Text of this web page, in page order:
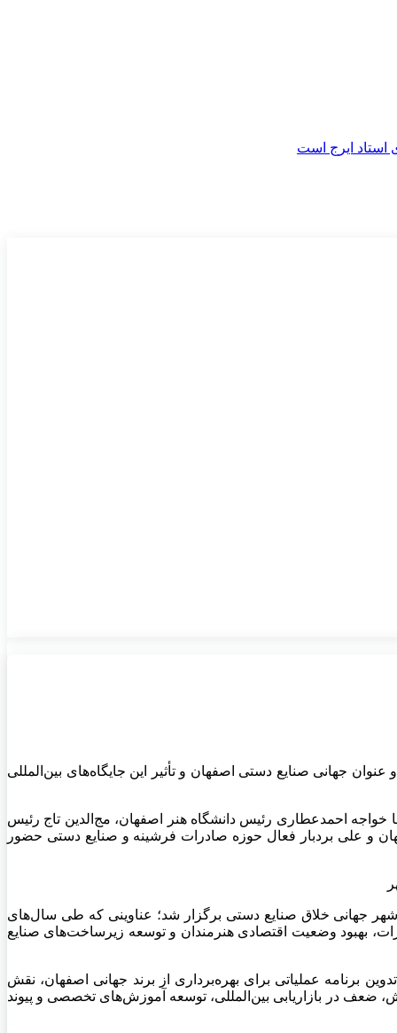
استاد ایرج است
جهانی صنایع دستی اصفهان و تأثیر این جایگاه‌های بین‌المللی
احمدعطاری رئیس دانشگاه هنر اصفهان، مج‌الدین تاج رئیس
و علی بردبار فعال حوزه صادرات فرشینه و صنایع دستی حضور
جهانی خلاق صنایع دستی برگزار شد؛ عناوینی که طی سال‌های
بهبود وضعیت اقتصادی هنرمندان و توسعه زیرساخت‌های صنایع
عملیاتی برای بهره‌برداری از برند جهانی اصفهان، نقش
ضعف در بازاریابی بین‌المللی، توسعه آموزش‌های تخصصی و پیوند